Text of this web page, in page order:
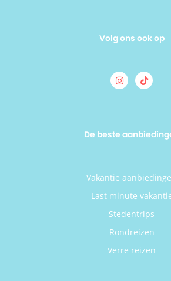
Volg ons ook op
De beste
Vakantie
Last minute
Stedentrips
Rondreizen
Verre reizen